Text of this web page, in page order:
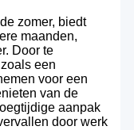
zomer, biedt
maanden,
Door te
een
voor een
van de
aanpak
door werk